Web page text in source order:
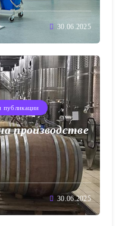
30.06.2025
публикации
производстве
30.06.2025